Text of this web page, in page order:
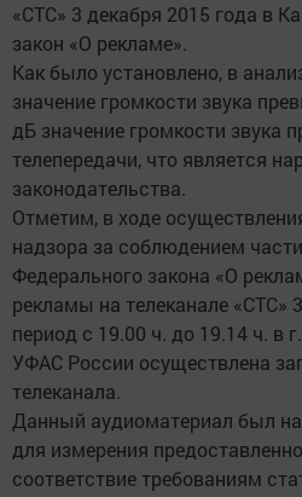
«СТС» 3 декабря 2015 года в
закон «О рекламе».
Как было установлено, в
значение громкости звука
дБ значение громкости звука
телепередачи, что является
законодательства.
Отметим, в ходе
надзора за соблюдением
Федерального закона «О
рекламы на телеканале «СТС»
период с 19.00 ч. до 19.14 ч. в
УФАС России осуществлена
телеканала.
Данный аудиоматериал был
для измерения
соответствие требованиям